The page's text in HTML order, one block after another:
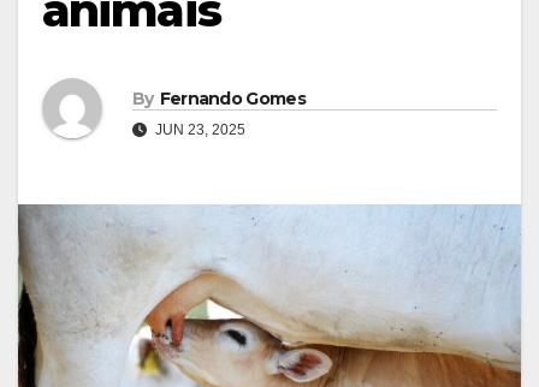
By Fernando Gomes
JUN 23, 2025